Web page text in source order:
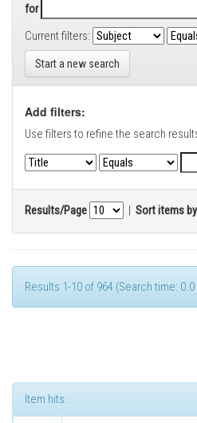
for
Current filters:
Start a new search
Add filters:
Use filters to refine the search
Results/Page | Sort items by
Results 1-10 of 964 (Search time:
Item hits: